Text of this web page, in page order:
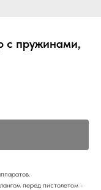
с пружинами,
перед пистолетом -